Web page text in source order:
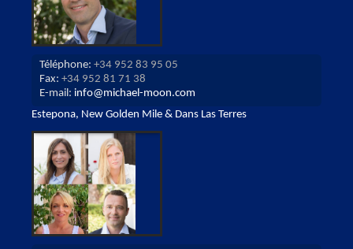
Téléphone: +34 952 83 95 05
Fax: +34 952 81 71 38
E-mail: info@michael-moon.com
Estepona, New Golden Mile & Dans Las Terres